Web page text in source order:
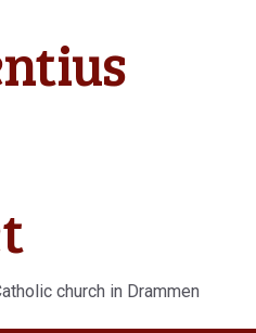
church in Drammen